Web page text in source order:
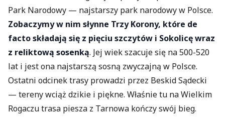
Park Narodowy — najstarszy park narodowy w Polsce.
Zobaczymy w nim słynne Trzy Korony, które de
facto składają się z pięciu szczytów i Sokolicę wraz
z reliktową sosenką. Jej wiek szacuje się na 500-520
lat i jest ona najstarszą sosną zwyczajną w Polsce.
Ostatni odcinek trasy prowadzi przez Beskid Sądecki
— tereny wciąż dzikie i piękne. Właśnie tu na Wielkim
Rogaczu trasa piesza z Tarnowa kończy swój bieg.